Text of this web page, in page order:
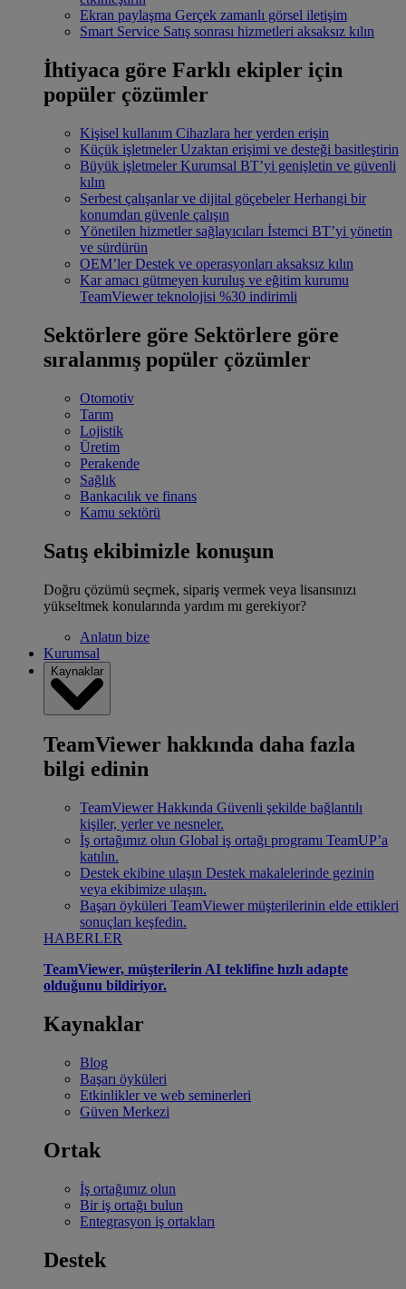
Ekran paylaşma Gerçek zamanlı görsel iletişim
Smart Service Satış sonrası hizmetleri aksaksız kılın
İhtiyaca göre Farklı ekipler için
popüler çözümler
Kişisel kullanım Cihazlara her yerden erişin
Küçük işletmeler Uzaktan erişimi ve desteği basitleştirin
Büyük işletmeler Kurumsal BT’yi genişletin ve güvenli
kılın
Serbest çalışanlar ve dijital göçebeler Herhangi bir
konumdan güvenle çalışın
Yönetilen hizmetler sağlayıcıları İstemci BT’yi yönetin
ve sürdürün
OEM’ler Destek ve operasyonları aksaksız kılın
Kar amacı gütmeyen kuruluş ve eğitim kurumu
TeamViewer teknolojisi %30 indirimli
Sektörlere göre Sektörlere göre
sıralanmış popüler çözümler
Otomotiv
Tarım
Lojistik
Üretim
Perakende
Sağlık
Bankacılık ve finans
Kamu sektörü
Satış ekibimizle konuşun
Doğru çözümü seçmek, sipariş vermek veya lisansınızı
yükseltmek konularında yardım mı gerekiyor?
Anlatın bize
Kurumsal
Kaynaklar
TeamViewer hakkında daha fazla
bilgi edinin
TeamViewer Hakkında Güvenli şekilde bağlantılı
kişiler, yerler ve nesneler.
İş ortağımız olun Global iş ortağı programı TeamUP’a
katılın.
Destek ekibine ulaşın Destek makalelerinde gezinin
veya ekibimize ulaşın.
Başarı öyküleri TeamViewer müşterilerinin elde ettikleri
sonuçları keşfedin.
HABERLER
TeamViewer, müşterilerin AI teklifine hızlı adapte
olduğunu bildiriyor.
Kaynaklar
Blog
Başarı öyküleri
Etkinlikler ve web seminerleri
Güven Merkezi
Ortak
İş ortağımız olun
Bir iş ortağı bulun
Entegrasyon iş ortakları
Destek